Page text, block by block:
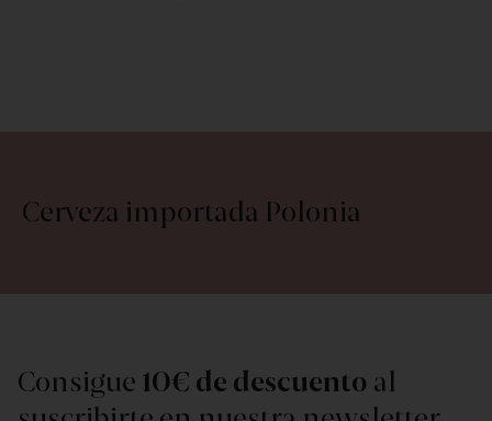
Cerveza importada Polonia
Consigue 10€ de descuento al